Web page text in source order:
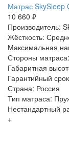
Матрас SkySleep
10 660 ₽
Производитель:
Жёсткость:
Максимальная
Стороны
Габаритная
Гарантийный
Страна: Россия
Тип матраса:
Нестандартный
+